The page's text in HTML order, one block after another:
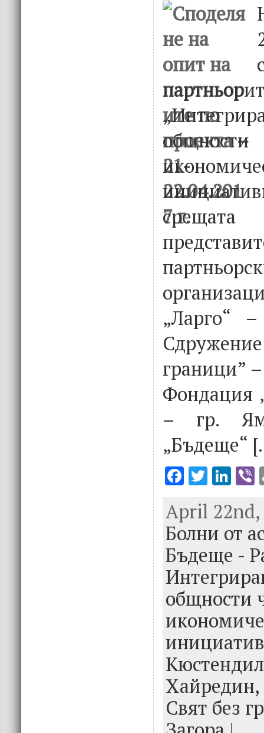
„Ларго“
граници”
Фондация
– гр.
„Бъдеще“
F
e
b
o
o
k
T
it
te
r
Li
k
e
dI
n
April 22nd,
Болни от
Бъдеще -
общности
Хайредин,
Свят без